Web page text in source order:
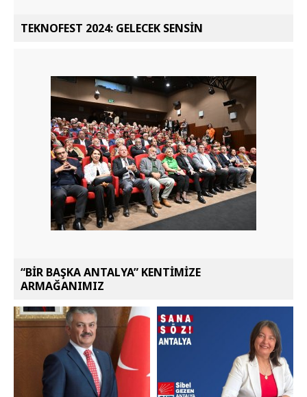
TEKNOFEST 2024: GELECEK SENSİN
“BİR BAŞKA ANTALYA” KENTİMİZE
ARMAĞANIMIZ